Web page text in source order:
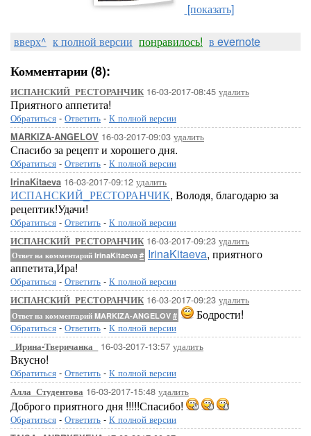
[показать]
вверх^ к полной версии понравилось! в evernote
Комментарии (8):
ИСПАНСКИЙ_РЕСТОРАНЧИК16-03-2017-08:45 удалить
Приятного аппетита!
Обратиться - Ответить - К полной версии
MARKIZA-ANGELOV 16-03-2017-09:03 удалить
Спасибо за рецепт и хорошего дня.
Обратиться - Ответить - К полной версии
IrinaKitaeva 16-03-2017-09:12 удалить
ИСПАНСКИЙ_РЕСТОРАНЧИК, Володя, благодарю за
рецептик!Удачи!
Обратиться - Ответить - К полной версии
ИСПАНСКИЙ_РЕСТОРАНЧИК16-03-2017-09:23 удалить
Ответ на комментарий IrinaKitaeva # IrinaKitaeva, приятного
аппетита,Ира!
Обратиться - Ответить - К полной версии
ИСПАНСКИЙ_РЕСТОРАНЧИК16-03-2017-09:23 удалить
Ответ на комментарий MARKIZA-ANGELOV # Бодрости!
Обратиться - Ответить - К полной версии
_Ирина-Тверичанка_ 16-03-2017-13:57 удалить
Вкусно!
Обратиться - Ответить - К полной версии
Алла_Студентова 16-03-2017-15:48 удалить
Доброго приятного дня !!!!!Спасибо!
Обратиться - Ответить - К полной версии